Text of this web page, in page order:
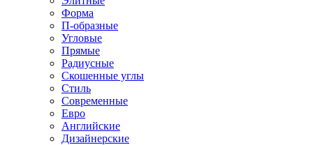
Форма
П-образные
Угловые
Прямые
Радиусные
Скошенные углы
Стиль
Современные
Евро
Английские
Дизайнерские